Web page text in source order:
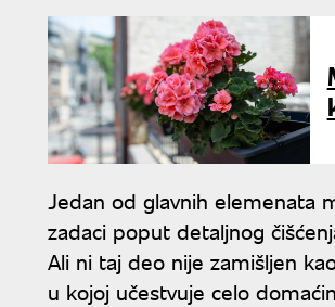
Jedan od glavnih elemenata
zadaci poput detaljnog
Ali ni taj deo nije zamišljen
u kojoj učestvuje celo